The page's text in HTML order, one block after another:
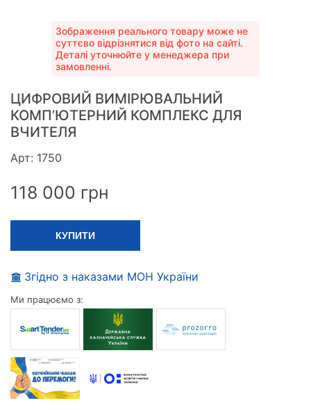
Зображення реального товару може не
суттєво відрізнятися від фото на сайті.
Деталі уточнюйте у менеджера при
замовленні.
ЦИФРОВИЙ ВИМІРЮВАЛЬНИЙ
КОМП’ЮТЕРНИЙ КОМПЛЕКС ДЛЯ
ВЧИТЕЛЯ
Арт: 1750
118 000 грн
КУПИТИ
Згідно з наказами МОН України
Ми працюємо з: